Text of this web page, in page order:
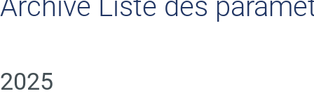
Title
Archive Liste des
Text
2025